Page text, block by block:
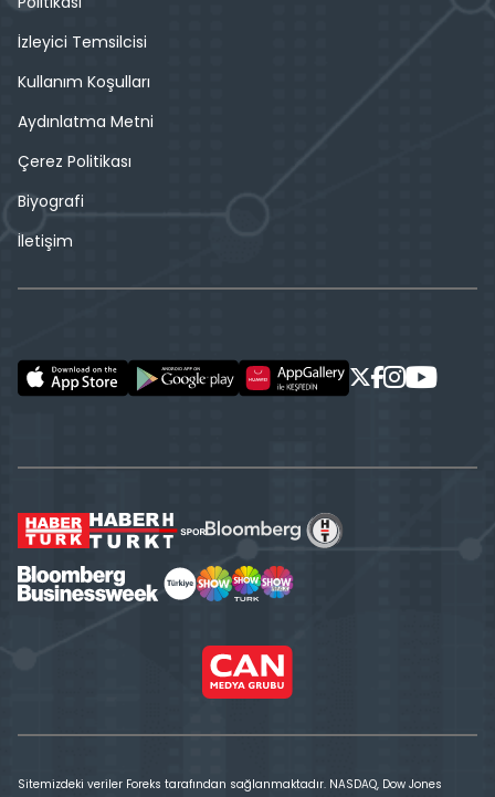
İzleyici Temsilcisi
Kullanım Koşulları
Aydınlatma Metni
Çerez Politikası
Biyografi
İletişim
Sitemizdeki veriler Foreks tarafından sağlanmaktadır. NASDAQ, Dow Jones